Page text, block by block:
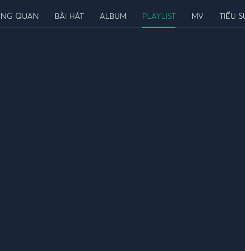
QUAN BÀI HÁT ALBUM PLAYLIST MV TIỂU